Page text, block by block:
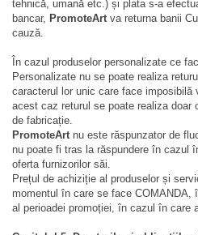
tehnică, umană etc.) și plata s-a
bancar, PromoteArtva returna banii
cauză.
În cazul produselor personalizate ce
Personalizate nu se poate realiza
caracterul lor unic care face
acest caz returul se poate realiza doar
de fabricație.
PromoteArtnu este răspunzator de
nu poate fi tras la răspundere în cazul
oferta furnizorilor săi.
Prețul de achiziție al produselor și
momentul în care se face
al perioadei promoției, în cazul în care